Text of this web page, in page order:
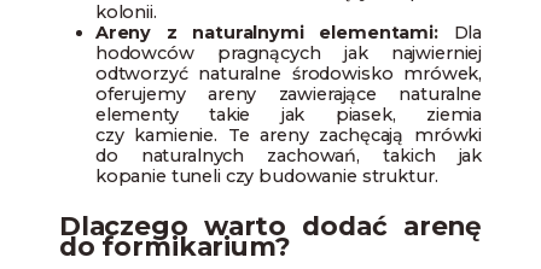
kolonii.
Areny z naturalnymi elementami:Dla
hodowców pragnących jak najwierniej
odtworzyć naturalne środowisko mrówek,
oferujemy areny zawierające naturalne
elementy takie jak piasek, ziemia
czy kamienie. Te areny zachęcają mrówki
do naturalnych zachowań, takich jak
kopanie tuneli czy budowanie struktur.
Dlaczego warto dodać arenę
do formikarium?